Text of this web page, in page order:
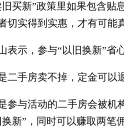
买新”政策里如果包含贴
切实得到实惠，才有可能
示，参与“以旧换新”省心
手房卖不掉，定金可以退
与活动的二手房会被机
新”，同时可以赚取两笔